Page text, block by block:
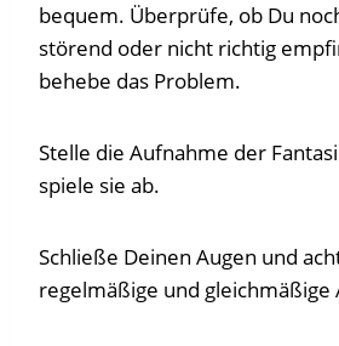
bequem. Überprüfe, ob Du
störend oder nicht richtig
behebe das Problem.
Stelle die Aufnahme der
spiele sie ab.
Schließe Deinen Augen und
regelmäßige und gleichmäßige